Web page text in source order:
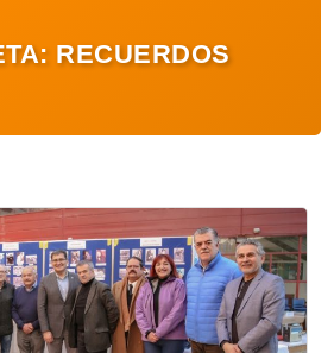
RECUERDOS